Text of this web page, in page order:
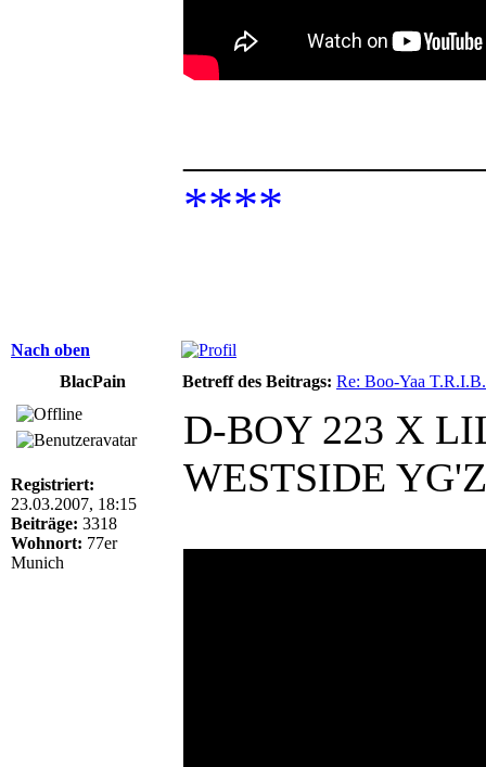
****
Nach oben
BlacPain
Betreff des Beitrags: Re: Boo-Yaa
Registriert:
23.03.2007, 18:15
Beiträge: 3318
Wohnort: 77er
Munich
D-BOY 223 X
WESTSIDE YG'Z